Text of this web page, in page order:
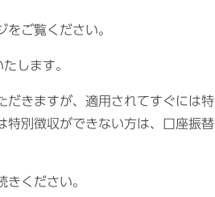
をご覧ください。
します。
だきますが、適用されてすぐには特
特別徴収ができない方は、口座振替
ください。